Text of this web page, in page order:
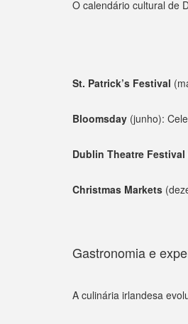
O calendário cultural de
St. Patrick’s Festival
Bloomsday (junho):
Dublin Theatre Festival
Christmas Markets
Gastronomia e
A culinária irlandesa